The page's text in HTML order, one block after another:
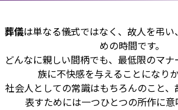
葬儀は単なる儀式ではなく、故人を弔
めの時間です。
どんなに親しい間柄でも、最低限のマ
族に不快感を与えることになり
社会人としての常識はもちろんのこと
表すためには一つひとつの所作に意